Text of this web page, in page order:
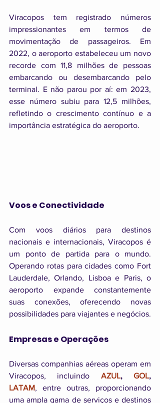
Viracopos tem registrado números
impressionantes em termos de
movimentação de passageiros. Em
2022, o aeroporto estabeleceu um novo
recorde com 11,8 milhões de pessoas
embarcando ou desembarcando pelo
terminal. E não parou por aí: em 2023,
esse número subiu para 12,5 milhões,
refletindo o crescimento contínuo e a
importância estratégica do aeroporto.
Voos e Conectividade
Com voos diários para destinos
nacionais e internacionais, Viracopos é
um ponto de partida para o mundo.
Operando rotas para cidades como Fort
Lauderdale, Orlando, Lisboa e Paris, o
aeroporto expande constantemente
suas conexões, oferecendo novas
possibilidades para viajantes e negócios.
Empresas e Operações
Diversas companhias aéreas operam em
Viracopos, incluindo AZUL, GOL
LATAM, entre outras, proporcionando
uma ampla gama de serviços e destinos